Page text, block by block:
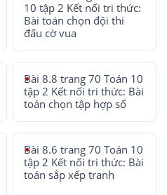
10 tập 2 Kết nối tri thức:
Bài toán chọn đội thi
đấu cờ vua
Bài 8.8 trang 70 Toán 10
tập 2 Kết nối tri thức: Bài
toán chọn tập hợp số
Bài 8.6 trang 70 Toán 10
tập 2 Kết nối tri thức: Bài
toán sắp xếp tranh